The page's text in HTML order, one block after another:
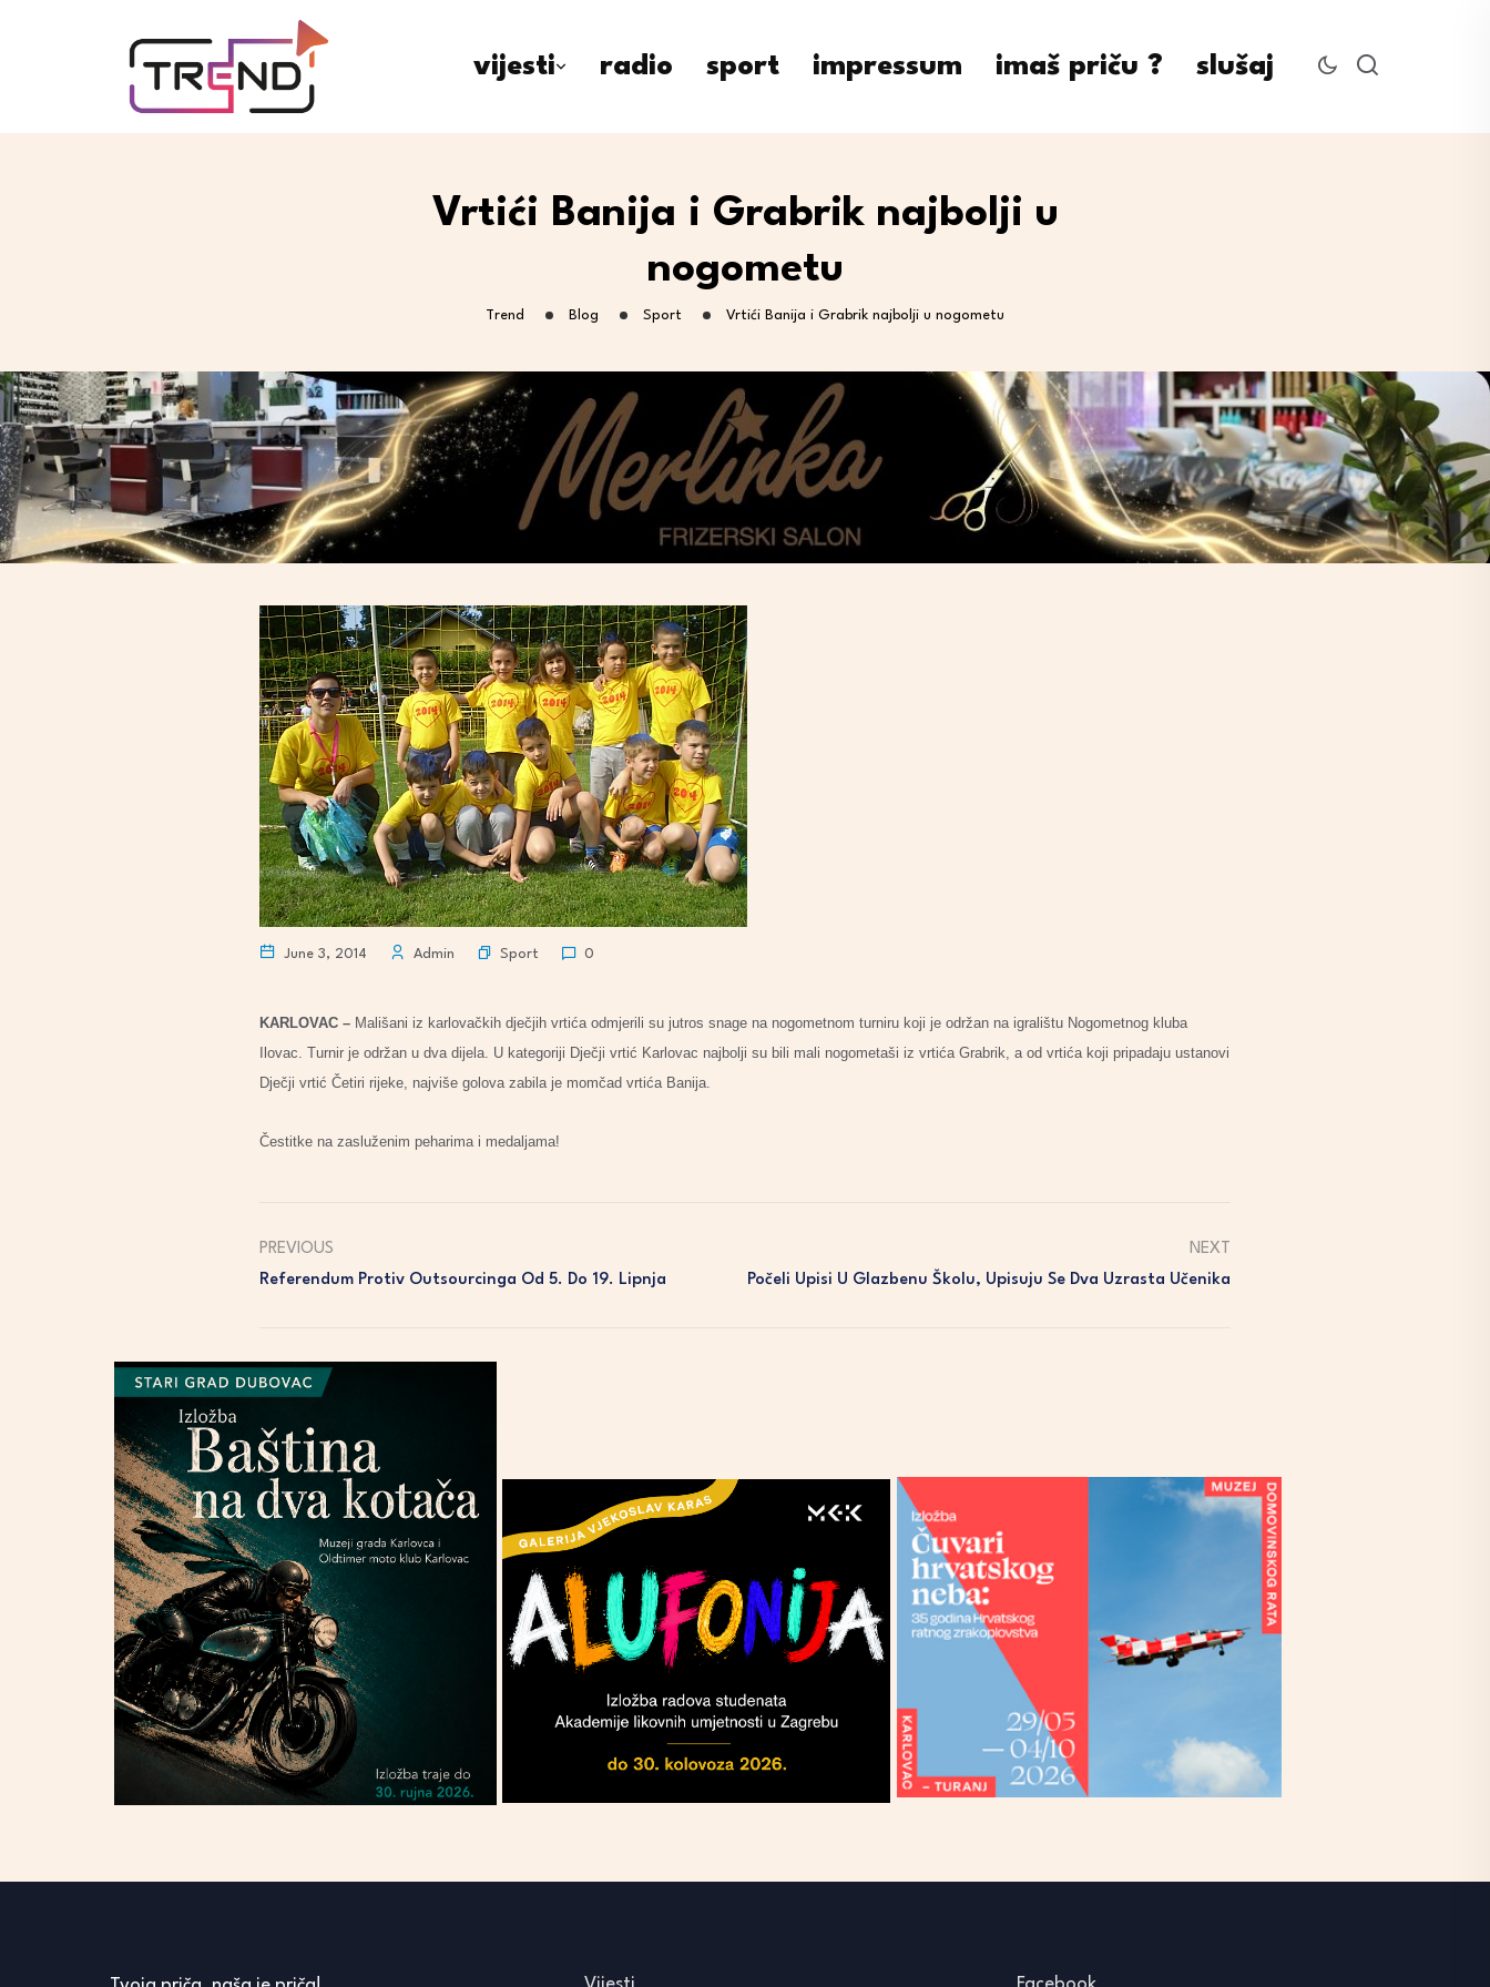
vijesti radio sport impressum imaš priču ? slušaj
Vrtići Banija i Grabrik najbolji u
nogometu
Trend Blog Sport Vrtići Banija i Grabrik najbolji u nogometu
June 3, 2014 Admin Sport 0
KARLOVAC – Mališani iz karlovačkih dječjih vrtića odmjerili su jutros snage na nogometnom turniru koji je održan na igralištu Nogometnog kluba
Ilovac. Turnir je održan u dva dijela. U kategoriji Dječji vrtić Karlovac najbolji su bili mali nogometaši iz vrtića Grabrik, a od vrtića koji pripadaju ustanovi
Dječji vrtić Četiri rijeke, najviše golova zabila je momčad vrtića Banija.
Čestitke na zasluženim peharima i medaljama!
PREVIOUS
Referendum Protiv Outsourcinga Od 5. Do 19. Lipnja
NEXT
Počeli Upisi U Glazbenu Školu, Upisuju Se Dva Uzrasta Učenika